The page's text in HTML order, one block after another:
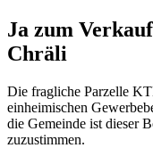
Ja zum
Chräli
Die fragliche Parzelle
einheimischen
die Gemeinde ist dieser
zuzustimmen.